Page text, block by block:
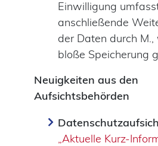
Einwilligung
anschließende
der Daten durch
bloße Speicherung
Neuigkeiten aus den
Aufsichtsbehörden
„Aktuelle Kurz-